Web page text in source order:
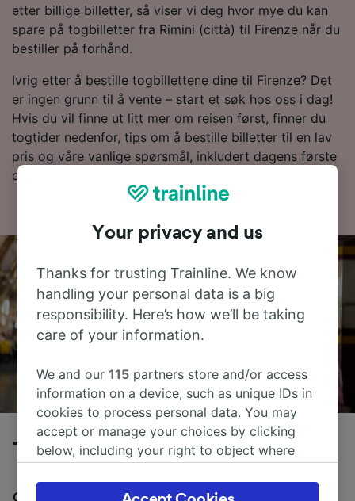
etter billige billetter, så viser vi deg hvor mye du kan
spare på togbilletter fra Rimini (città) til Firenze når du
bestiller på forhånd.
Ivrig etter å bestille togbillettene dine til Firenze? Det
er ingen grunn til å vente – start et søk hos oss i dag!
Hvis du vil finne ut litt mer om reisen først, finner du
togtider nedenfor, tips om å bestille billetter til en lav
pris og våre vanlige spørsmål, inkludert dagens første
og siste tog.
Tog fra Rimini (città) til Firenze
Gjennomsnittlig tid å reise fra Rimini (città) til Firenze
Your privacy and us
Thanks for trusting Trainline. We know
handling your personal data is a big
responsibility. Here’s how we’ll be taking
care of your information.
We and our115 partners store and/or access
information on a device, such as unique IDs in
cookies to process personal data. You may
accept or manage your choices by clicking
below, including your right to object where
the privacy policy page. These choices will be